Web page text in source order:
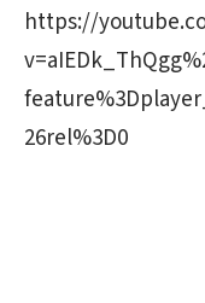
https://
26rel%3D0